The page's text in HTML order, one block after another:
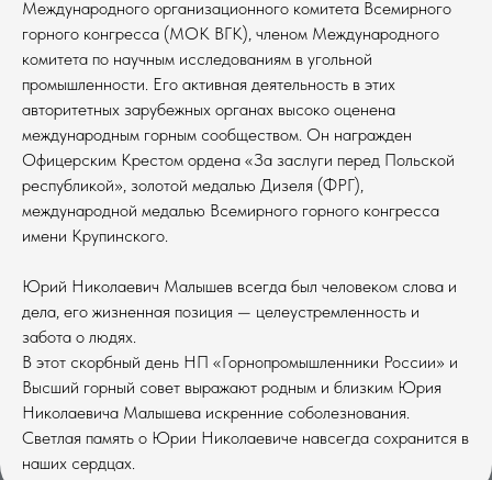
Международного организационного комитета Всемирного
горного конгресса (МОК ВГК), членом Международного
комитета по научным исследованиям в угольной
промышленности. Его активная деятельность в этих
авторитетных зарубежных органах высоко оценена
международным горным сообществом. Он награжден
Офицерским Крестом ордена «За заслуги перед Польской
республикой», золотой медалью Дизеля (ФРГ),
международной медалью Всемирного горного конгресса
имени Крупинского.
Юрий Николаевич Малышев всегда был человеком слова и
дела, его жизненная позиция — целеустремленность и
забота о людях.
В этот скорбный день НП «Горнопромышленники России» и
Высший горный совет выражают родным и близким Юрия
Николаевича Малышева искренние соболезнования.
Светлая память о Юрии Николаевиче навсегда сохранится в
наших сердцах.